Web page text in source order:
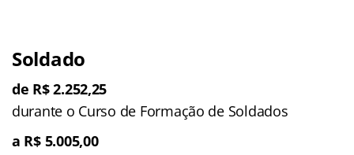
Soldado
de R$ 2.252,25
durante o Curso de Formação de Soldados
a R$ 5.005,00